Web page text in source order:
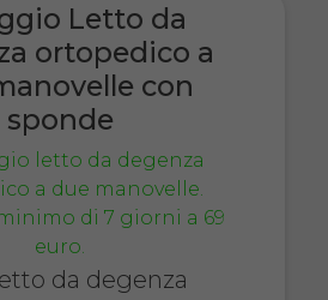
Letto da
ortopedico a
con
sponde
da degenza